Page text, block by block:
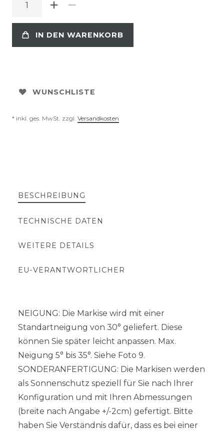
IN DEN WARENKORB
WUNSCHLISTE
* inkl. ges. MwSt. zzgl. Versandkosten
BESCHREIBUNG
TECHNISCHE DATEN
WEITERE DETAILS
EU-VERANTWORTLICHER
NEIGUNG: Die Markise wird mit einer
Standartneigung von 30° geliefert. Diese
können Sie später leicht anpassen. Max.
Neigung 5° bis 35°. Siehe Foto 9.
SONDERANFERTIGUNG: Die Markisen werden
als Sonnenschutz speziell für Sie nach Ihrer
Konfiguration und mit Ihren Abmessungen
(breite nach Angabe +/-2cm) gefertigt. Bitte
haben Sie Verständnis dafür, dass es bei einer